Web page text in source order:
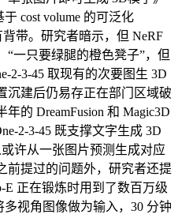
cost volume 的可泛化
带。研究者暗示，但 NeRF
“一只要绿腿的橙色凳子”，但
2-3-45 取现有的次要图生 3D
沉建后仍易存正在部门区域破
的 DreamFusion 和 Magic3D
2-3-45 既支撑文字生成 3D
许从一张图片预测生成对应
前提过的问题外，研究者还提
E 正在锻炼时用到了数百万级
视角图像做为输入，30 分钟